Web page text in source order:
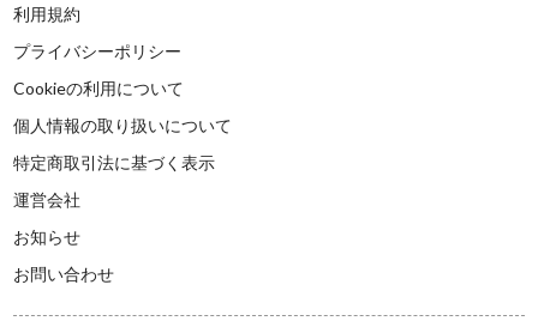
利用規約
プライバシーポリシー
Cookieの利用について
個人情報の取り扱いについて
特定商取引法に基づく表示
運営会社
お知らせ
お問い合わせ